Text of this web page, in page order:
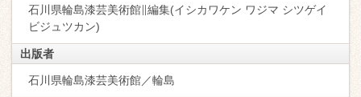
石川県輪島漆芸美術館∥編集(イシカワケン ワジマ シツゲイ
ビジュツカン)
出版者
石川県輪島漆芸美術館／輪島